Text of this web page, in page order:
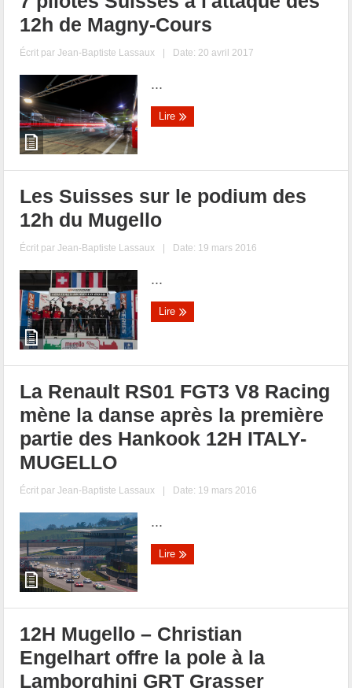
12h de Magny-Cours
Écrit parJean-Baptiste Lassaux | Date: 20 avril 2017
...
Lire
Les Suisses sur le podium des
12h du Mugello
Écrit parJean-Baptiste Lassaux | Date: 19 mars 2016
...
Lire
La Renault RS01 FGT3 V8 Racing
mène la danse après la première
partie des Hankook 12H ITALY-
MUGELLO
Écrit parJean-Baptiste Lassaux | Date: 19 mars 2016
...
Lire
12H Mugello – Christian
Engelhart offre la pole à la
Lamborghini GRT Grasser